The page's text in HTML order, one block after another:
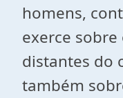
homens,
exerce
distantes do
também